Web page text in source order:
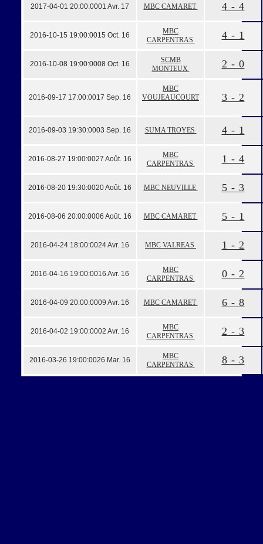
2017-04-01 20:00:0001 Avr. 17 MBC CAMARET 4 - 4
2016-10-15 19:00:0015 Oct. 16
MBC
CARPENTRAS
4 - 1
2016-10-08 19:00:0008 Oct. 16
SCMB
MONTEUX
2 - 0
2016-09-17 17:00:0017 Sep. 16
MBC
VOUJEAUCOURT
3 - 2
2016-09-03 19:30:0003 Sep. 16 SUMA TROYES 4 - 1
2016-08-27 19:00:0027 Août. 16
MBC
CARPENTRAS
1 - 4
2016-08-20 19:30:0020 Août. 16 MBC NEUVILLE 5 - 3
2016-08-06 20:00:0006 Août. 16 MBC CAMARET 5 - 1
2016-04-24 18:00:0024 Avr. 16 MBC VALREAS 1 - 2
2016-04-16 19:00:0016 Avr. 16
MBC
CARPENTRAS
0 - 2
2016-04-09 20:00:0009 Avr. 16 MBC CAMARET 6 - 8
2016-04-02 19:00:0002 Avr. 16
MBC
CARPENTRAS
2 - 3
2016-03-26 19:00:0026 Mar. 16
MBC
CARPENTRAS
8 - 3